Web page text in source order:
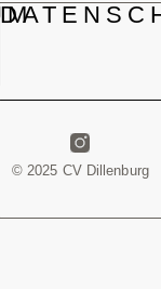
© 2025 CV Dillenburg